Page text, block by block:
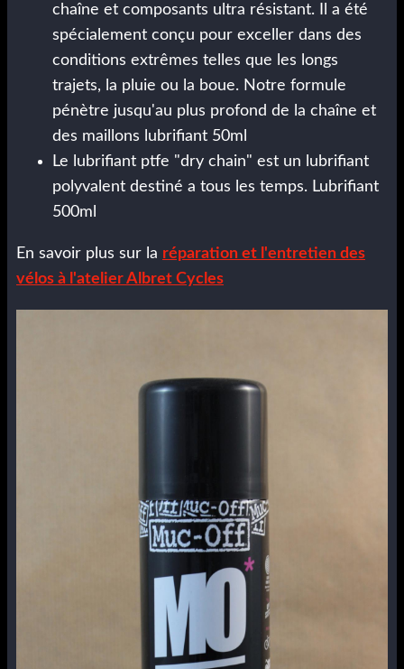
chaîne et composants ultra résistant. Il a été
spécialement conçu pour exceller dans des
conditions extrêmes telles que les longs
trajets, la pluie ou la boue. Notre formule
pénètre jusqu'au plus profond de la chaîne et
des maillons lubrifiant 50ml
Le lubrifiant ptfe "dry chain" est un lubrifiant
polyvalent destiné a tous les temps. Lubrifiant
500ml
En savoir plus sur la réparation et l'entretien des
vélos à l'atelier Albret Cycles